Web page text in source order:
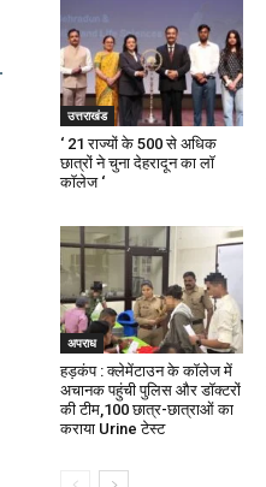
उत्तराखंड
‘ 21 राज्यों के 500 से अधिक
छात्रों ने चुना देहरादून का लाॅ
काॅलेज ‘
अपराध
हड़कंप : क्लेमेंटाउन के कॉलेज में
अचानक पहुंची पुलिस और डॉक्टरों
की टीम,100 छात्र-छात्राओं का
कराया Urine टेस्ट